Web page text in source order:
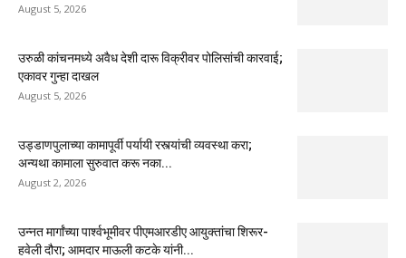
August 5, 2026
उरुळी कांचनमध्ये अवैध देशी दारू विक्रीवर पोलिसांची कारवाई;
एकावर गुन्हा दाखल
August 5, 2026
उड्डाणपुलाच्या कामापूर्वी पर्यायी रस्त्यांची व्यवस्था करा;
अन्यथा कामाला सुरुवात करू नका...
August 2, 2026
उन्नत मार्गांच्या पार्श्वभूमीवर पीएमआरडीए आयुक्तांचा शिरूर-
हवेली दौरा; आमदार माऊली कटके यांनी...